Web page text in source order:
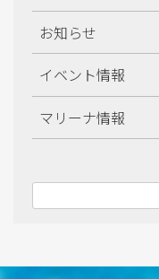
2026年1月
2025年12月
2025年11月
2025年10月
2025年9月
2025年7月
お知らせ
イベント情報
マリーナ情報